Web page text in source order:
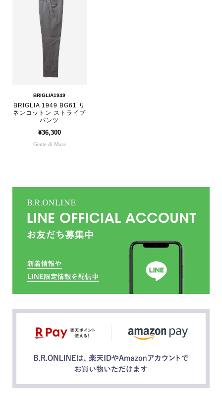
BRIGLIA1949
BRIGLIA 1949 BG61 リ
ネンコットン ストライプ
パンツ
¥36,300
Gente di Mare